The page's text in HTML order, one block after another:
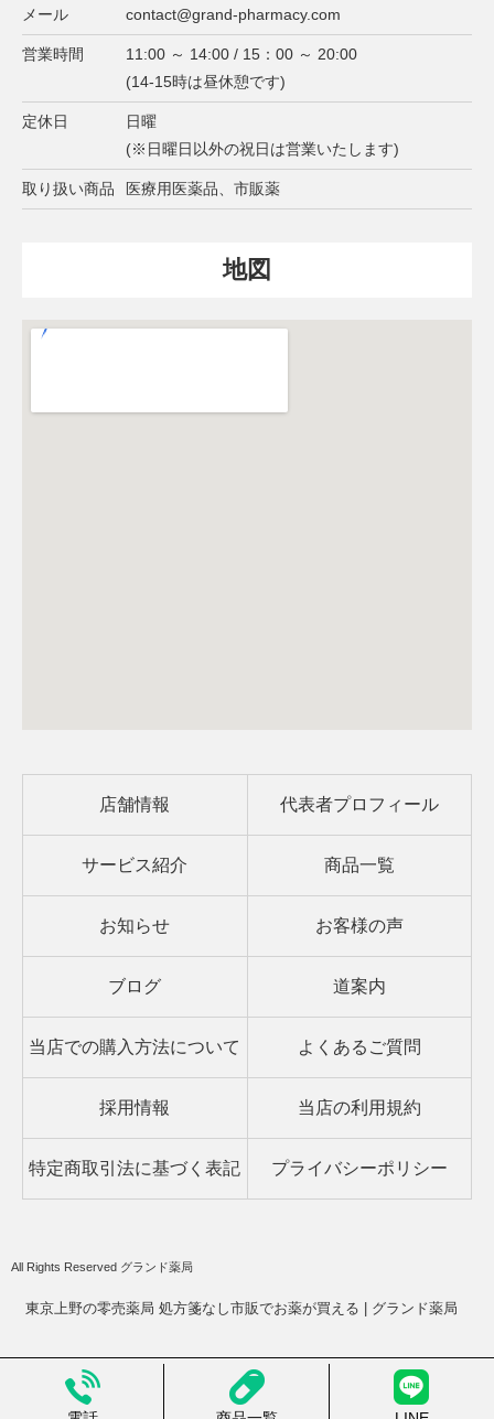
メール contact@grand-pharmacy.com
営業時間
11:00 ～ 14:00 / 15：00 ～ 20:00
(14-15時は昼休憩です)
定休日
日曜
(※日曜日以外の祝日は営業いたします)
取り扱い商品 医療用医薬品、市販薬
地図
店舗情報 代表者プロフィール
サービス紹介 商品一覧
お知らせ お客様の声
ブログ 道案内
当店での購入方法について よくあるご質問
採用情報 当店の利用規約
特定商取引法に基づく表記 プライバシーポリシー
All Rights Reserved グランド薬局
東京上野の零売薬局 処方箋なし市販でお薬が買える | グランド薬局